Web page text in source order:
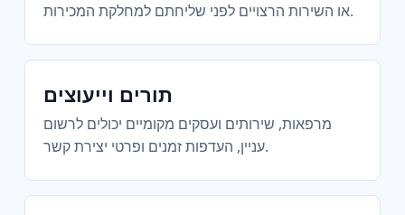
או השירות הרצויים לפני שליחתם למחלקת המכירות.
תורים וייעוצים
מרפאות, שירותים ועסקים מקומיים יכולים לרשום
עניין, העדפות זמנים ופרטי יצירת קשר.